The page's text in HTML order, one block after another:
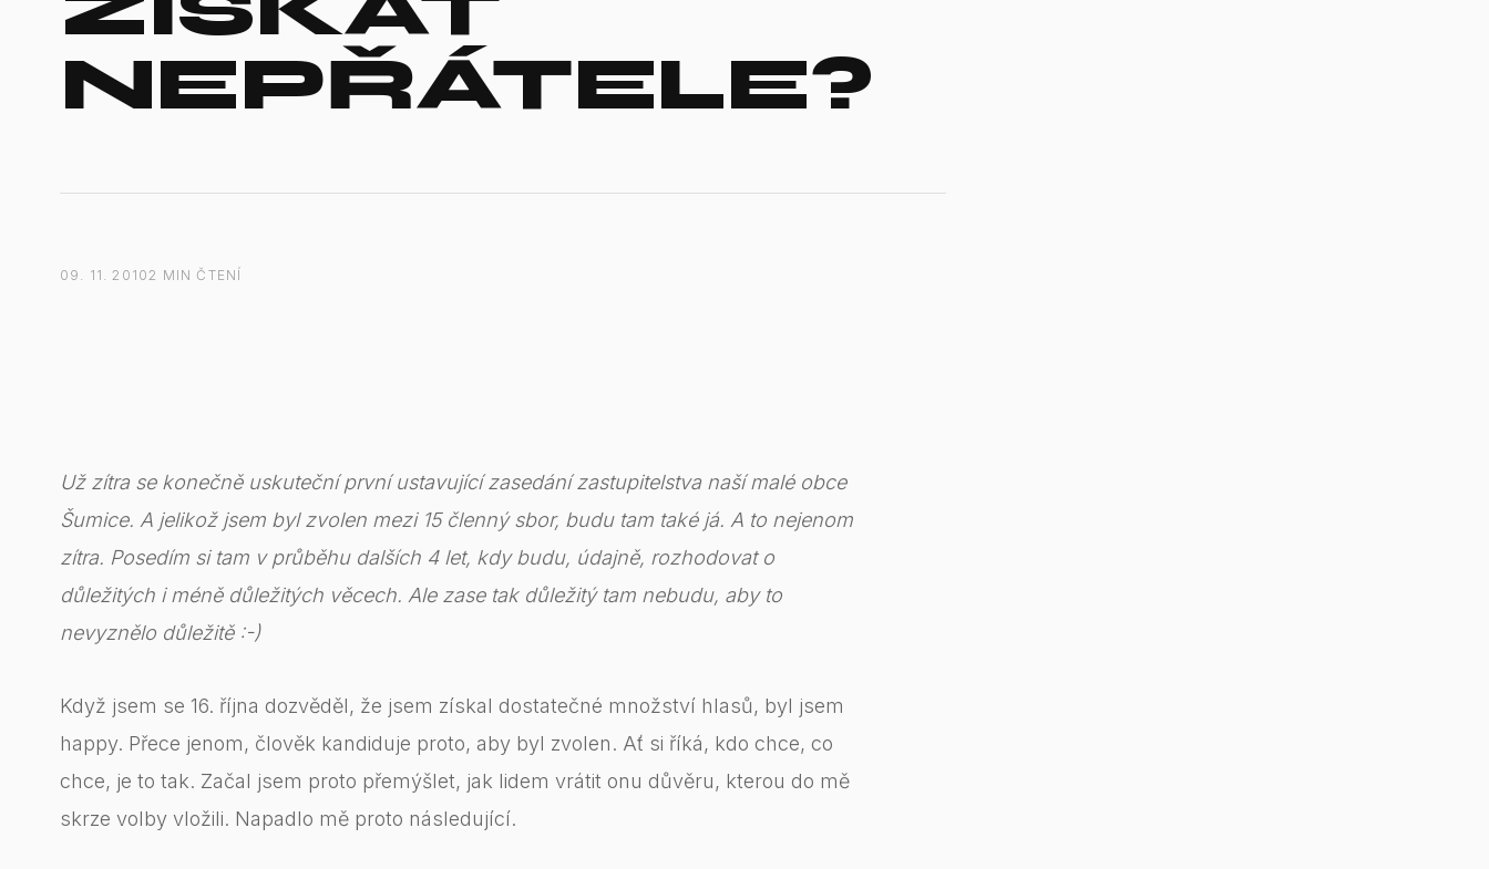
NEPŘÁTELE?
09. 11. 20102 MIN ČTENÍ
Už zítra se konečně uskuteční první ustavující zasedání zastupitelstva naší malé obce
Šumice. A jelikož jsem byl zvolen mezi 15 členný sbor, budu tam také já. A to nejenom
zítra. Posedím si tam v průběhu dalších 4 let, kdy budu, údajně, rozhodovat o
důležitých i méně důležitých věcech. Ale zase tak důležitý tam nebudu, aby to
nevyznělo důležitě :-)
Když jsem se 16. října dozvěděl, že jsem získal dostatečné množství hlasů, byl jsem
happy. Přece jenom, člověk kandiduje proto, aby byl zvolen. Ať si říká, kdo chce, co
chce, je to tak. Začal jsem proto přemýšlet, jak lidem vrátit onu důvěru, kterou do mě
skrze volby vložili. Napadlo mě proto následující.